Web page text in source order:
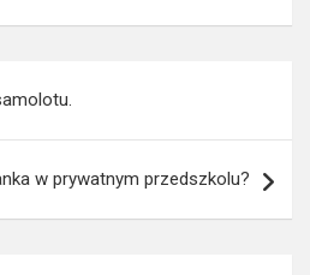
w prywatnym przedszkolu?